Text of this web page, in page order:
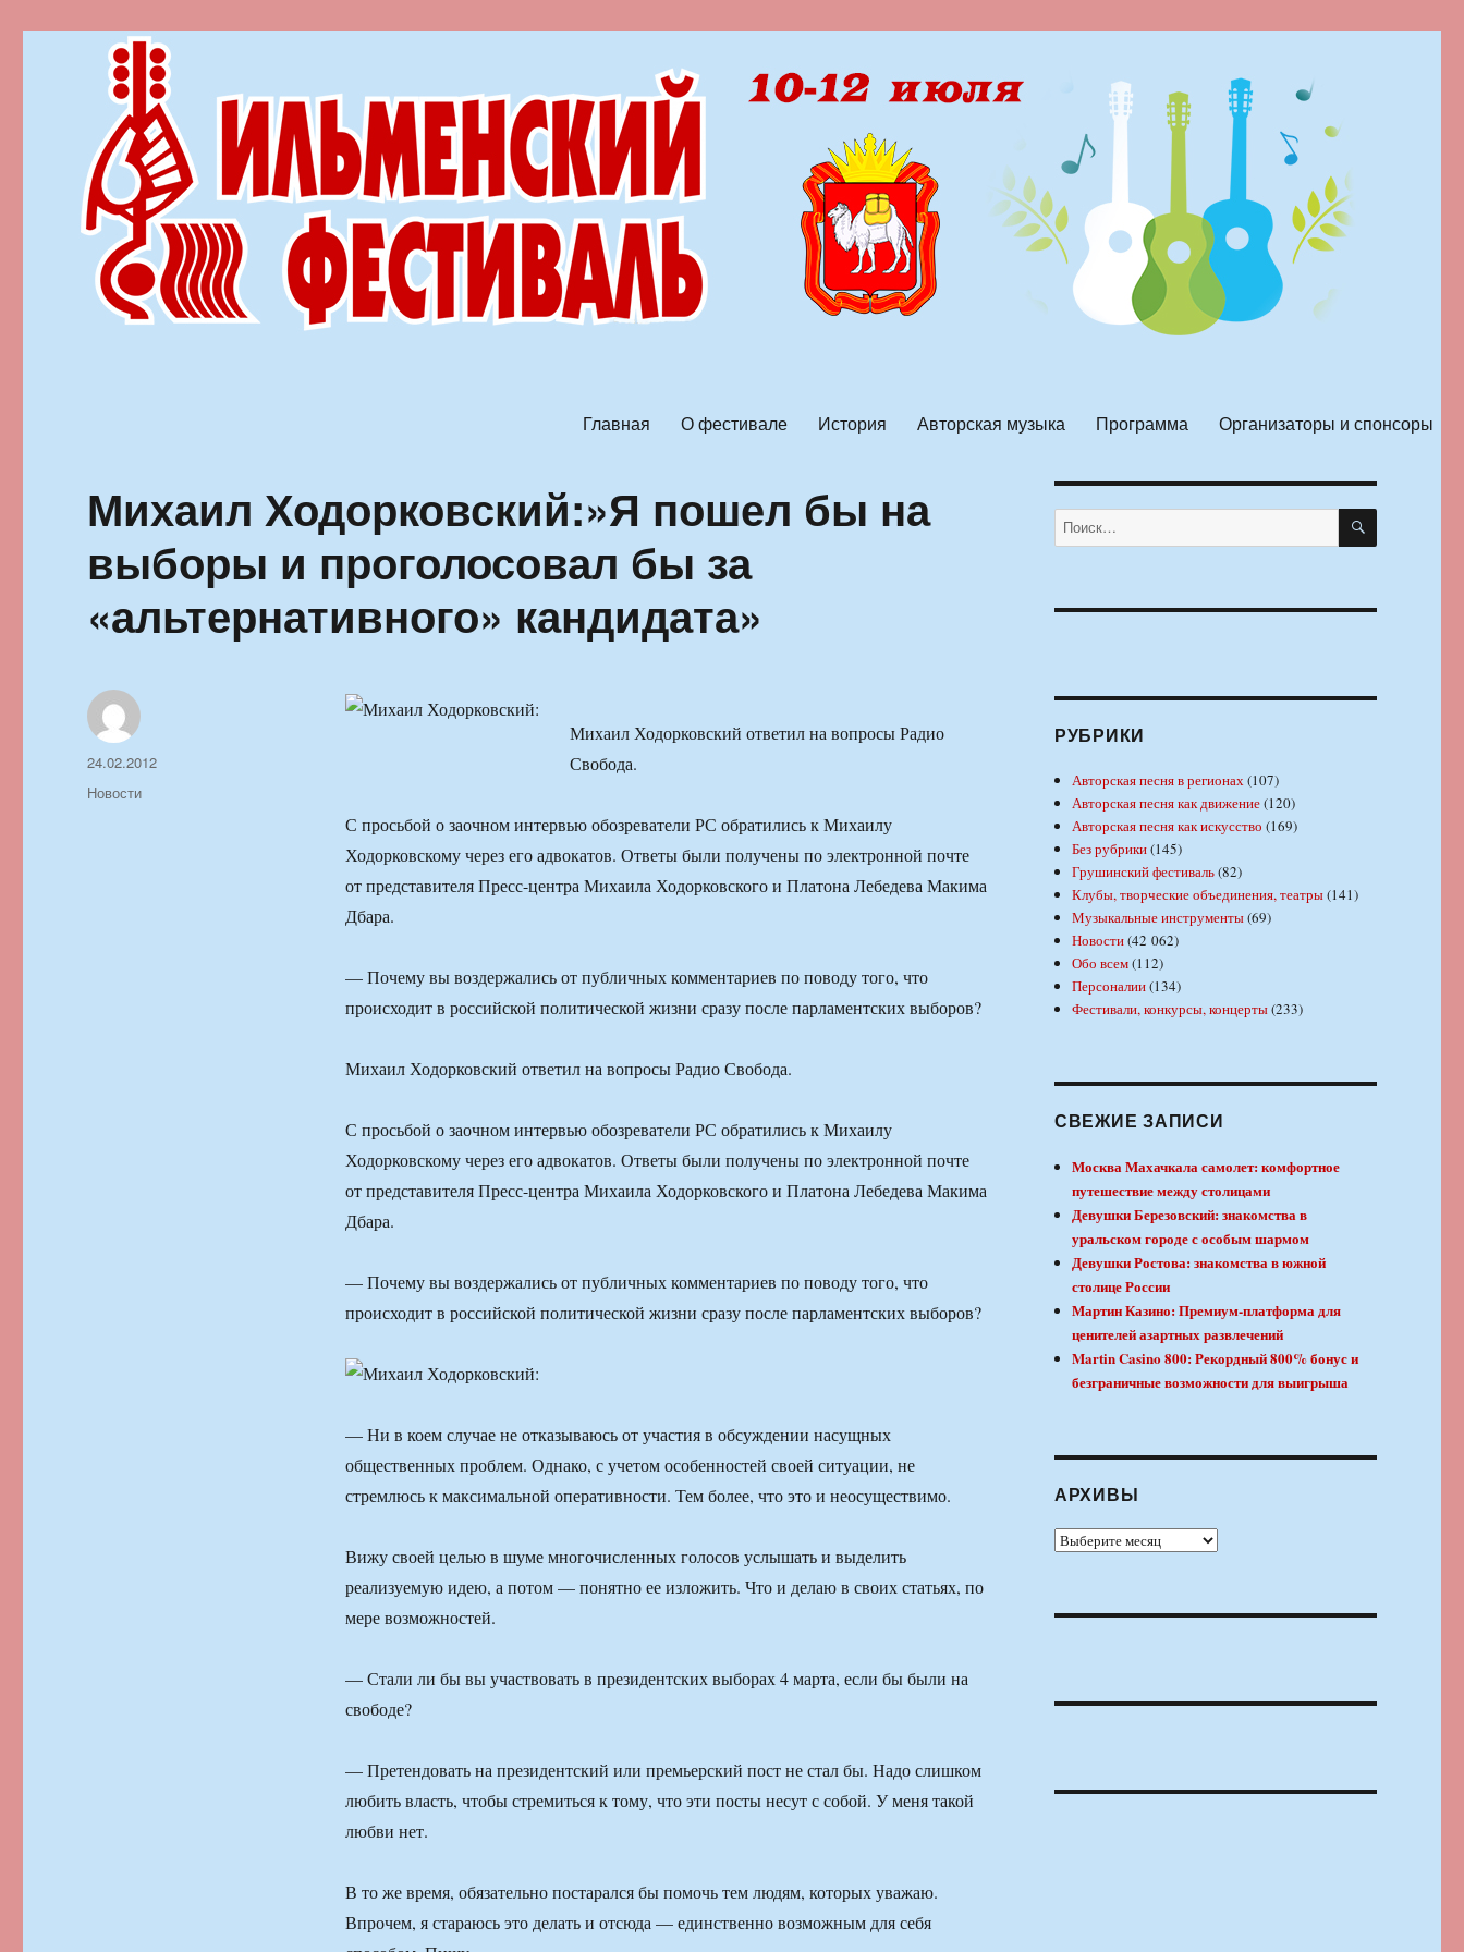
Главная О фестивале История Авторская музыка Программа Организаторы и спонсоры
Михаил Ходорковский:»Я пошел бы на
выборы и проголосовал бы за
«альтернативного» кандидата»
Михаил Ходорковский ответил на вопросы Радио
Свобода.
С просьбой о заочном интервью обозреватели РС обратились к Михаилу
Ходорковскому через его адвокатов. Ответы были получены по электронной почте
от представителя Пресс-центра Михаила Ходорковского и Платона Лебедева Макима
Дбара.
— Почему вы воздержались от публичных комментариев по поводу того, что
происходит в российской политической жизни сразу после парламентских выборов?
Михаил Ходорковский ответил на вопросы Радио Свобода.
С просьбой о заочном интервью обозреватели РС обратились к Михаилу
Ходорковскому через его адвокатов. Ответы были получены по электронной почте
от представителя Пресс-центра Михаила Ходорковского и Платона Лебедева Макима
Дбара.
— Почему вы воздержались от публичных комментариев по поводу того, что
происходит в российской политической жизни сразу после парламентских выборов?
— Ни в коем случае не отказываюсь от участия в обсуждении насущных
общественных проблем. Однако, с учетом особенностей своей ситуации, не
стремлюсь к максимальной оперативности. Тем более, что это и неосуществимо.
Вижу своей целью в шуме многочисленных голосов услышать и выделить
реализуемую идею, а потом — понятно ее изложить. Что и делаю в своих статьях, по
мере возможностей.
— Стали ли бы вы участвовать в президентских выборах 4 марта, если бы были на
свободе?
— Претендовать на президентский или премьерский пост не стал бы. Надо слишком
любить власть, чтобы стремиться к тому, что эти посты несут с собой. У меня такой
любви нет.
В то же время, обязательно постарался бы помочь тем людям, которых уважаю.
Впрочем, я стараюсь это делать и отсюда — единственно возможным для себя
Автор
Опубликовано
24.02.2012
Рубрики
Новости
Искать: ПОИСК
РУБРИКИ
Авторская песня в регионах(107)
Авторская песня как движение(120)
Авторская песня как искусство (169)
Без рубрики(145)
Грушинский фестиваль(82)
Клубы, творческие объединения, театры(141)
Музыкальные инструменты(69)
Новости(42 062)
Обо всем(112)
Персоналии(134)
Фестивали, конкурсы, концерты(233)
СВЕЖИЕ ЗАПИСИ
Москва Махачкала самолет: комфортное
путешествие между столицами
Девушки Березовский: знакомства в
уральском городе с особым шармом
Девушки Ростова: знакомства в южной
столице России
Мартин Казино: Премиум-платформа для
ценителей азартных развлечений
Martin Casino 800: Рекордный 800% бонус и
безграничные возможности для выигрыша
АРХИВЫ
Архивы